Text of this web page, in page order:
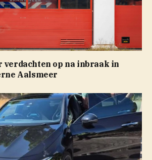
op na inbraak in
Aalsmeer